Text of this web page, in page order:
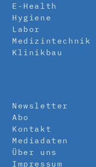
E-Health
Hygiene
Labor
Medizintechnik
Klinikbau
Newsletter
Abo
Kontakt
Mediadaten
Über uns
Impressum